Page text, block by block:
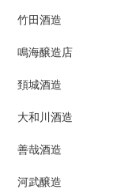
竹田酒造
鳴海醸造店
頚城酒造
大和川酒造
善哉酒造
河武醸造